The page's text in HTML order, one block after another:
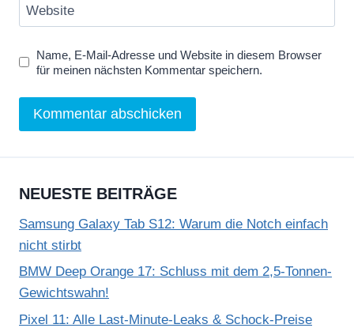
Website
Name, E-Mail-Adresse und Website in diesem Browser
für meinen nächsten Kommentar speichern.
NEUESTE BEITRÄGE
Samsung Galaxy Tab S12: Warum die Notch einfach
nicht stirbt
BMW Deep Orange 17: Schluss mit dem 2,5-Tonnen-
Gewichtswahn!
Pixel 11: Alle Last-Minute-Leaks & Schock-Preise